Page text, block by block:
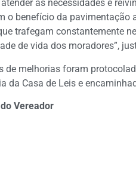
às necessidades e
o benefício da
trafegam constantemente
de vida dos moradores”,
de melhorias foram
da Casa de Leis e
Vereador